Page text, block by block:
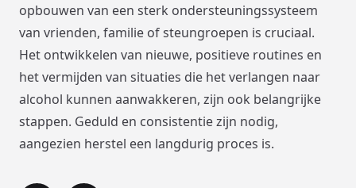
opbouwen van een sterk ondersteuningssysteem
van vrienden, familie of steungroepen is cruciaal.
Het ontwikkelen van nieuwe, positieve routines en
het vermijden van situaties die het verlangen naar
alcohol kunnen aanwakkeren, zijn ook belangrijke
stappen. Geduld en consistentie zijn nodig,
aangezien herstel een langdurig proces is.